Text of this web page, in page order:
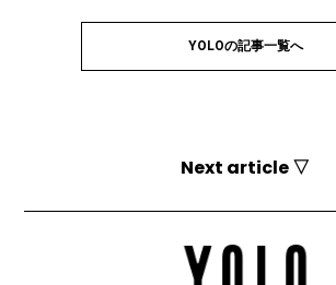
YOLOの記事一覧へ
Next article ▽